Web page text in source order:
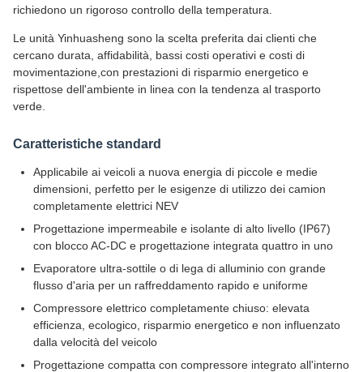
richiedono un rigoroso controllo della temperatura.
Le unità Yinhuasheng sono la scelta preferita dai clienti che
cercano durata, affidabilità, bassi costi operativi e costi di
movimentazione,con prestazioni di risparmio energetico e
rispettose dell'ambiente in linea con la tendenza al trasporto
verde.
Caratteristiche standard
Applicabile ai veicoli a nuova energia di piccole e medie
dimensioni, perfetto per le esigenze di utilizzo dei camion
completamente elettrici NEV
Progettazione impermeabile e isolante di alto livello (IP67)
con blocco AC-DC e progettazione integrata quattro in uno
Evaporatore ultra-sottile o di lega di alluminio con grande
flusso d'aria per un raffreddamento rapido e uniforme
Compressore elettrico completamente chiuso: elevata
efficienza, ecologico, risparmio energetico e non influenzato
dalla velocità del veicolo
Progettazione compatta con compressore integrato all'interno